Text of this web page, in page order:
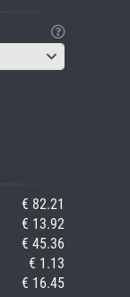
€ 82.21
€ 13.92
€ 45.36
€ 1.13
€ 16.45